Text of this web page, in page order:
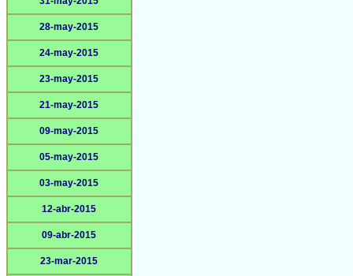
28-may-2015
24-may-2015
23-may-2015
21-may-2015
09-may-2015
05-may-2015
03-may-2015
12-abr-2015
09-abr-2015
23-mar-2015